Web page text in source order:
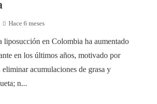
Hace 6 meses
liposucción en Colombia ha aumentado
en los últimos años, motivado por
eliminar acumulaciones de grasa y
n...